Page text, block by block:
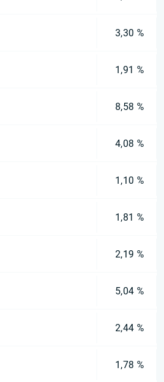
3,30 %
1,91 %
8,58 %
4,08 %
1,10 %
1,81 %
2,19 %
5,04 %
2,44 %
1,78 %